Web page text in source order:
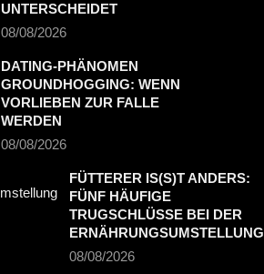
UNTERSCHEIDET
08/08/2026
DATING-PHÄNOMEN
GROUNDHOGGING: WENN
VORLIEBEN ZUR FALLE
WERDEN
08/08/2026
FÜTTERER IS(S)T ANDERS:
FÜNF HÄUFIGE
TRUGSCHLÜSSE BEI DER
ERNÄHRUNGSUMSTELLUNG
08/08/2026